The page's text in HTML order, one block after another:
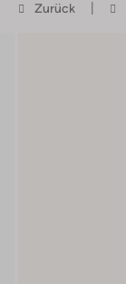
Zurück